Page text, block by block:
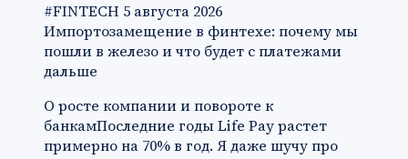
#FINTECH 5 августа 2026
Импортозамещение в финтехе: почему мы
пошли в железо и что будет с платежами
дальше
О росте компании и повороте к
банкамПоследние годы Life Pay растет
примерно на 70% в год. Я даже шучу про